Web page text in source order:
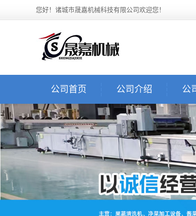
您好！诸城市晟嘉机械科技有限公司欢迎您！
公司首页 公司介绍 公